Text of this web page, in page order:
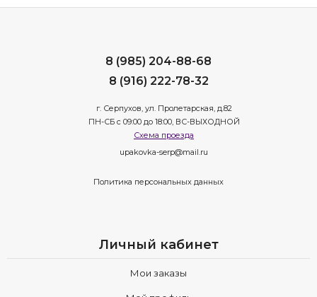
8 (985) 204-88-68
8 (916) 222-78-32
г. Серпухов, ул. Пролетарская, д.82
ПН-СБ с 09:00 до 18:00, ВС-ВЫХОДНОЙ
Схема проезда
upakovka-serp@mail.ru
Политика персональных данных
Личный кабинет
Мои заказы